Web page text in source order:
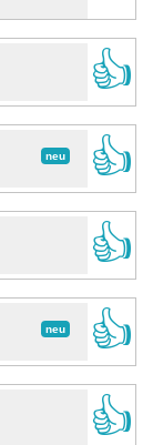
👍
neu
👍
👍
neu
👍
👍